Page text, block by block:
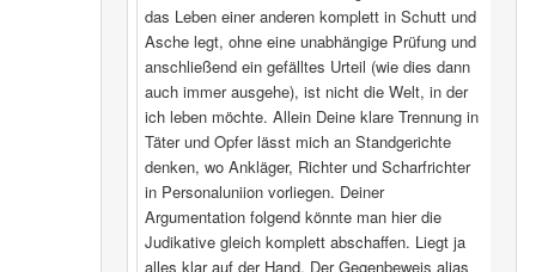
das Leben einer anderen komplett in Schutt und
Asche legt, ohne eine unabhängige Prüfung und
anschließend ein gefälltes Urteil (wie dies dann
auch immer ausgehe), ist nicht die Welt, in der
ich leben möchte. Allein Deine klare Trennung in
Täter und Opfer lässt mich an Standgerichte
denken, wo Ankläger, Richter und Scharfrichter
in Personaluniion vorliegen. Deiner
Argumentation folgend könnte man hier die
Judikative gleich komplett abschaffen. Liegt ja
alles klar auf der Hand. Der Gegenbeweis alias